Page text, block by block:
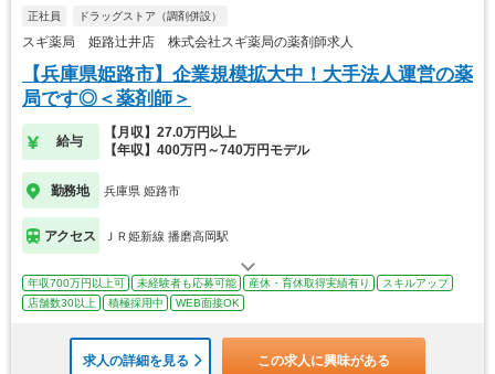
正社員 ドラッグストア（調剤併設）
スギ薬局 姫路辻井店 株式会社スギ薬局の薬剤師求人
【兵庫県姫路市】企業規模拡大中！大手法人運営の薬
局です◎＜薬剤師＞
給与
【月収】27.0万円以上
【年収】400万円～740万円モデル
勤務地 兵庫県 姫路市
アクセス ＪＲ姫新線 播磨高岡駅
年収700万円以上可 未経験者も応募可能 産休・育休取得実績有り
スキルアップ
店舗数30以上
積極採用中 WEB面接OK
求人の詳細を見る この求人に興味がある